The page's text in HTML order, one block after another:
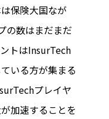
保険大国なが
の数はまだまだ
トはInsurTech
いる方が集まる
プレイヤ
加速することを